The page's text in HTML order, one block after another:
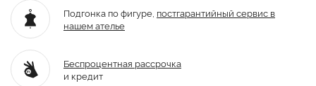
Подгонка по фигуре, постгарантийный сервис в
нашем ателье
Беспроцентная рассрочка
и кредит